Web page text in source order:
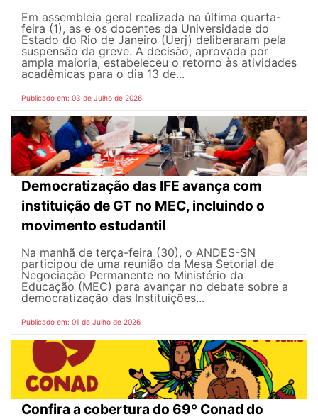
Em assembleia geral realizada na última quarta-
feira (1), as e os docentes da Universidade do
Estado do Rio de Janeiro (Uerj) deliberaram pela
suspensão da greve. A decisão, aprovada por
ampla maioria, estabeleceu o retorno às atividades
acadêmicas para o dia 13 de...
Publicado em: 03 de Julho de 2026
Democratização das IFE avança com
instituição de GT no MEC, incluindo o
movimento estudantil
Na manhã de terça-feira (30), o ANDES-SN
participou de uma reunião da Mesa Setorial de
Negociação Permanente no Ministério da
Educação (MEC) para avançar no debate sobre a
democratização das Instituições...
Publicado em: 01 de Julho de 2026
Confira a cobertura do 69º Conad do